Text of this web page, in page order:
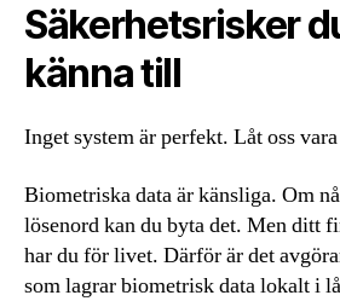
Säkerhetsrisker
känna till
Inget system är perfekt. Låt oss
Biometriska data är känsliga. Om
lösenord kan du byta det. Men ditt
har du för livet. Därför är det
som lagrar biometrisk data lokalt i